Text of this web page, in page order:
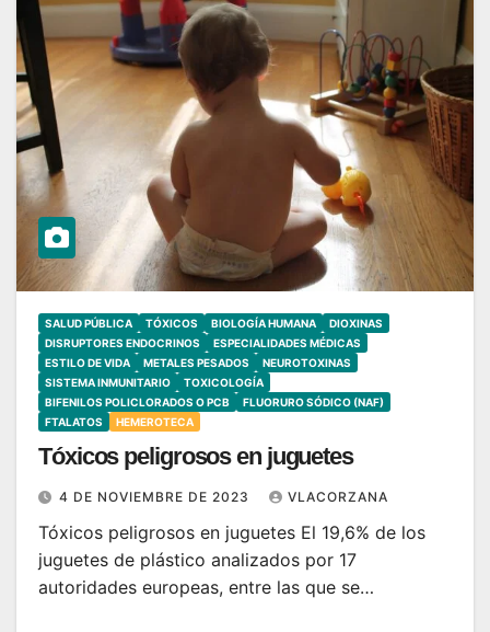
SALUD PÚBLICA TÓXICOS BIOLOGÍA HUMANA
DIOXINAS
DISRUPTORES ENDOCRINOS
ESPECIALIDADES MÉDICAS
ESTILO DE VIDA
METALES PESADOS
NEUROTOXINAS
SISTEMA INMUNITARIO
TOXICOLOGÍA
BIFENILOS POLICLORADOS O PCB
FLUORURO SÓDICO (NAF)
FTALATOS
HEMEROTECA
Tóxicos peligrosos en juguetes
4 DE NOVIEMBRE DE 2023 VLACORZANA
Tóxicos peligrosos en juguetes El 19,6% de los
juguetes de plástico analizados por 17
autoridades europeas, entre las que se…